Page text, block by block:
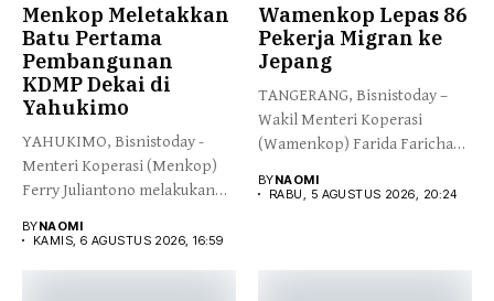
Menkop Meletakkan
Batu Pertama
Pembangunan
KDMP Dekai di
Yahukimo
YAHUKIMO, Bisnistoday -
Menteri Koperasi (Menkop)
Ferry Juliantono melakukan
BYNAOMI
KAMIS, 6 AGUSTUS 2026, 16:59
Wamenkop Lepas 86
Pekerja Migran ke
Jepang
TANGERANG, Bisnistoday –
Wakil Menteri Koperasi
(Wamenkop) Farida Farichah
BYNAOMI
RABU, 5 AGUSTUS 2026, 20:24